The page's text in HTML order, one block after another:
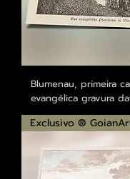
Blumenau, primeira
evangélica gravura
Exclusivo ®